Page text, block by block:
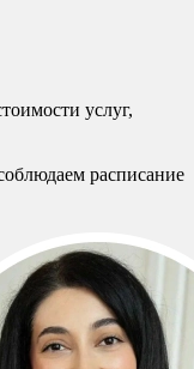
услуг,
расписание